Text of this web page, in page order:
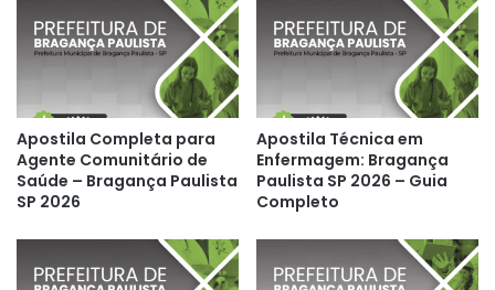
Apostila Completa para
Agente Comunitário de
Saúde – Bragança Paulista
SP 2026
Apostila Técnica em
Enfermagem: Bragança
Paulista SP 2026 – Guia
Completo